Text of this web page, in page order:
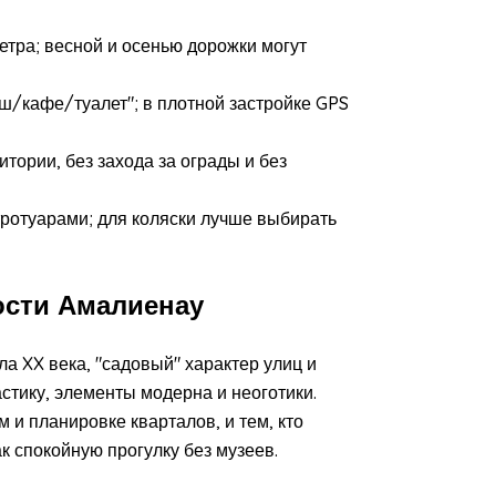
весной и осенью дорожки могут
туалет"; в плотной застройке GPS
без захода за ограды и без
для коляски лучше выбирать
Амалиенау
XX века, "садовый" характер улиц и
элементы модерна и неоготики.
и планировке кварталов, и тем, кто
спокойную прогулку без музеев.